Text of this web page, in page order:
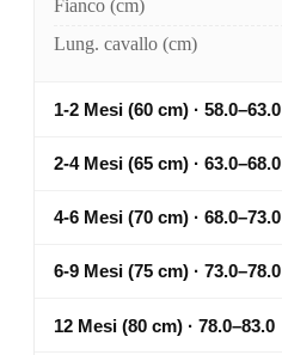
Fianco (cm)
Lung. cavallo (cm)
1-2 Mesi (60 cm) · 58.0–63.0
2-4 Mesi (65 cm) · 63.0–68.0
4-6 Mesi (70 cm) · 68.0–73.0
6-9 Mesi (75 cm) · 73.0–78.0
12 Mesi (80 cm) · 78.0–83.0